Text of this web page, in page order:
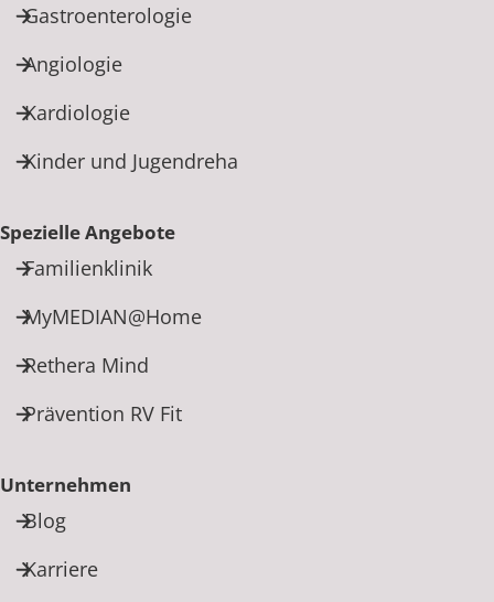
Gastroenterologie
Angiologie
Kardiologie
Kinder und Jugendreha
Spezielle Angebote
Familienklinik
MyMEDIAN@Home
Rethera Mind
Prävention RV Fit
Unternehmen
Blog
Karriere